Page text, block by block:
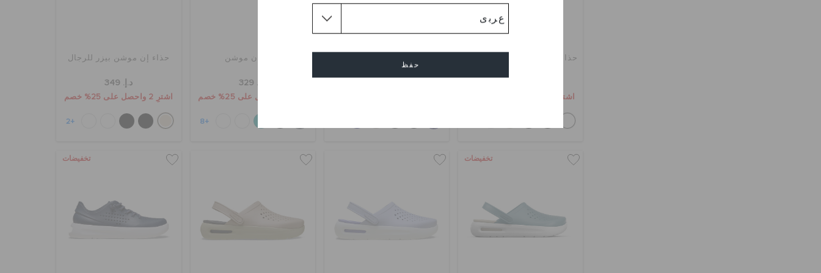
حفظ
حذاء كلوغ مينز إنموشن سنيكر
اشترِ 2 واحصل على 25% خصم
كلوغ إن موشن
د.إ. 329
+8
حذاء إن موشن بيزر للرجال
د.إ. 349
اشترِ 2 واحصل على 25% خصم
+2
تخفيضات تخفيضات